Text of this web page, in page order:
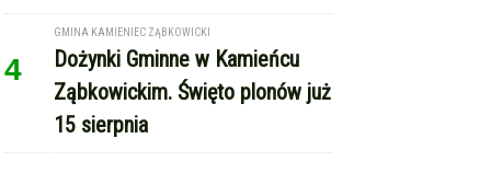
4
GMINA KAMIENIEC ZĄBKOWICKI
Dożynki Gminne w Kamieńcu
Ząbkowickim. Święto plonów już
15 sierpnia